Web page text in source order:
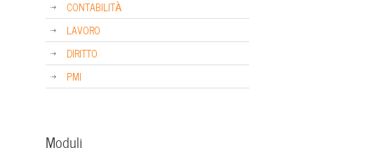
CONTABILITÀ
LAVORO
DIRITTO
PMI
Moduli